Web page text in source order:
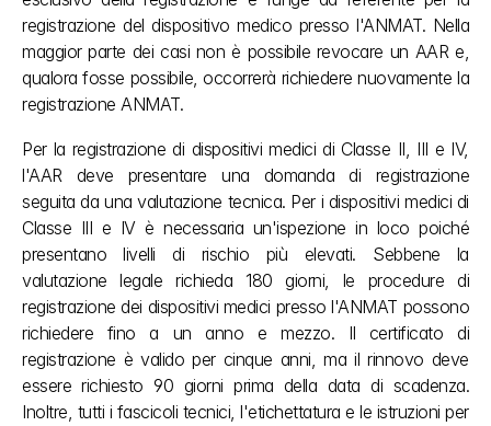
registrazione del dispositivo medico presso l'ANMAT. Nella
maggior parte dei casi non è possibile revocare un AAR e,
qualora fosse possibile, occorrerà richiedere nuovamente la
registrazione ANMAT.
Per la registrazione di dispositivi medici di Classe II, III e IV,
l'AAR deve presentare una domanda di registrazione
seguita da una valutazione tecnica. Per i dispositivi medici di
Classe III e IV è necessaria un'ispezione in loco poiché
presentano livelli di rischio più elevati. Sebbene la
valutazione legale richieda 180 giorni, le procedure di
registrazione dei dispositivi medici presso l'ANMAT possono
richiedere fino a un anno e mezzo. Il certificato di
registrazione è valido per cinque anni, ma il rinnovo deve
essere richiesto 90 giorni prima della data di scadenza.
Inoltre, tutti i fascicoli tecnici, l'etichettatura e le istruzioni per